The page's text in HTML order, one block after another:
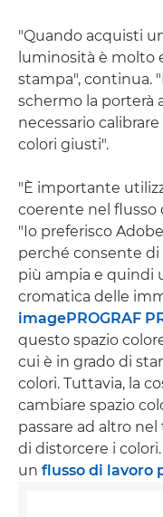
"Quando acquisti
luminosità è molto
stampa", continua.
schermo la porterà
necessario
colori giusti".
"È importante
coerente nel flusso
"Io preferisco
perché consente
più ampia e quindi
cromatica delle
imagePROGRAF
questo spazio
cui è in grado di
colori. Tuttavia, la
cambiare spazio
passare ad altro
di distorcere i
un flusso di lavoro